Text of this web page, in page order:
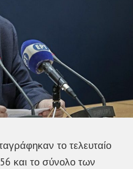
το τελευταίο
και το σύνολο των